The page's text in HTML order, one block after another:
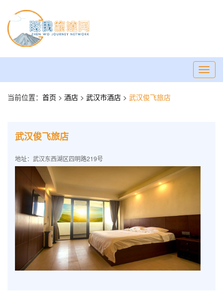
当前位置： 首页 > 酒店 > 武汉市酒店 > 武汉俊飞旅店
武汉俊飞旅店
地址：武汉东西湖区四明路219号